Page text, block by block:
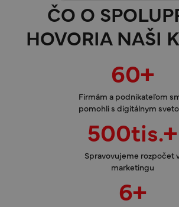
ČO O
HOVORIA NAŠI
60+
Firmám a podnikateľom
pomohli s digitálnym
500tis.+
Spravovujeme rozpočet
marketingu
6+